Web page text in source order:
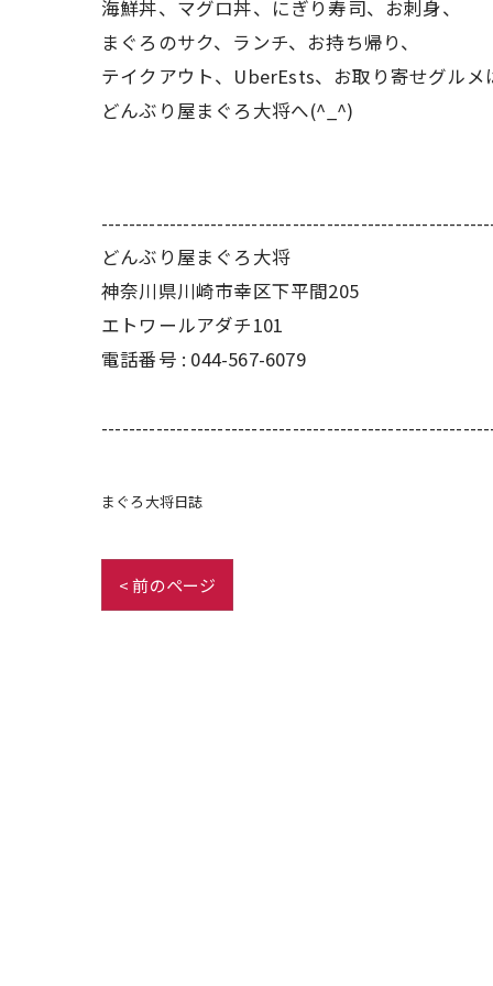
海鮮丼、マグロ丼、にぎり寿司、お刺身、
まぐろのサク、ランチ、お持ち帰り、
テイクアウト、UberEsts、お取り寄せグルメ
どんぶり屋まぐろ大将へ(^_^)
どんぶり屋まぐろ大将
神奈川県川崎市幸区下平間205
エトワールアダチ101
電話番号 : 044-567-6079
まぐろ大将日誌
< 前のページ